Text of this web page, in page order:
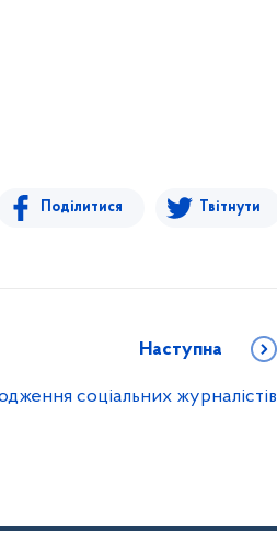
Поділитися Твітнути
Наступна
соціальних журналістів